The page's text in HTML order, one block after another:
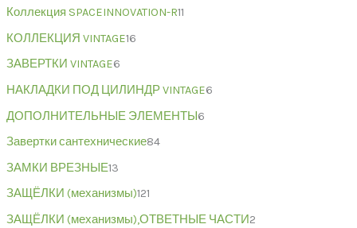
Коллекция SPACEINNOVATION-R11
КОЛЛЕКЦИЯ VINTAGE16
ЗАВЕРТКИ VINTAGE6
НАКЛАДКИ ПОД ЦИЛИНДР VINTAGE6
ДОПОЛНИТЕЛЬНЫЕ ЭЛЕМЕНТЫ 6
Завертки сантехнические84
ЗАМКИ ВРЕЗНЫЕ13
ЗАЩЁЛКИ (механизмы)121
ЗАЩЁЛКИ (механизмы),ОТВЕТНЫЕ ЧАСТИ2